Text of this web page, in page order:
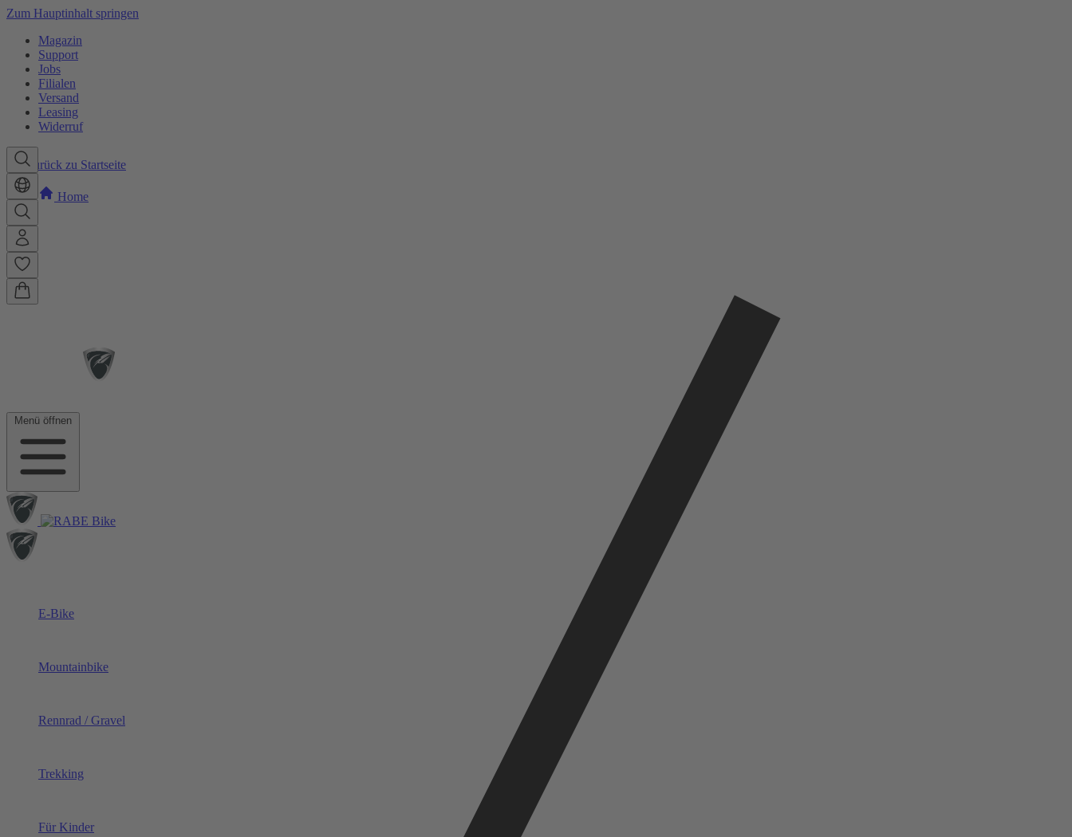
Zum Hauptinhalt springen
Magazin
Support
Jobs
Filialen
Versand
Leasing
Widerruf
Menü öffnen
E-Bike
Mountainbike
Rennrad / Gravel
Trekking
Für Kinder
Zurück zu Startseite
Home